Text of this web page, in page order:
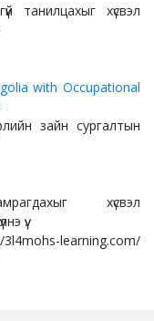
танилцахыг хүсвэл
with Occupational
зайн сургалтын
хүсвэл
үү.
learning.com/